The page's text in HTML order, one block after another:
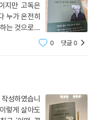
지만 고독은
누가 온전히
는 것으로도
존재인 인간
고 한다 쇼
0 댓글0
성하였습니
렇게 살아도